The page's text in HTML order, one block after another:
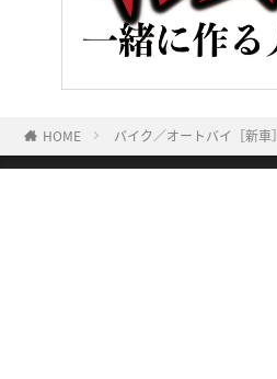
HOME バイク／オートバイ［新車］